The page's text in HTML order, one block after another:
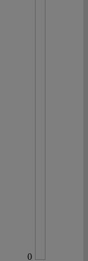
0